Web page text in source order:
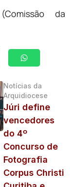
da
Notícias da
Arquidiocese
Júri define
vencedores
do 4º
Concurso de
Fotografia
Corpus Christi